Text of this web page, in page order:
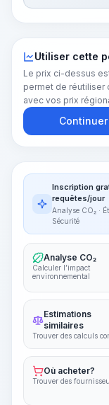
Utiliser cette
Le prix ci-dessus
permet de
avec vos prix
Inscription
requêtes/jour
Analyse CO₂ ·
Sécurité
Analyse CO₂
Calculer l’impact
environnemental
Estimations
similaires
Trouver des calculs
Où acheter?
Trouver des